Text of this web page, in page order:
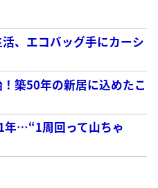
、エコバッグ手にカーシ
築50年の新居に込めたこ
年…“1周回って山ちゃ